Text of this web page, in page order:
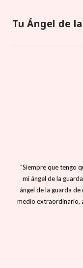
Tu Ángel de
"Siempre que tengo
mi ángel de la
ángel de la guarda
medio extraordinario,